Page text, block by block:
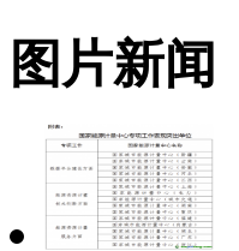
图片新闻